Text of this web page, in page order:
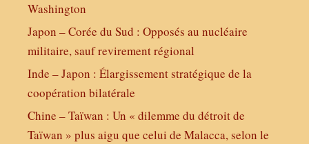
Washington
Japon – Corée du Sud : Opposés au nucléaire
militaire, sauf revirement régional
Inde – Japon : Élargissement stratégique de la
coopération bilatérale
Chine – Taïwan : Un « dilemme du détroit de
Taïwan » plus aigu que celui de Malacca, selon le